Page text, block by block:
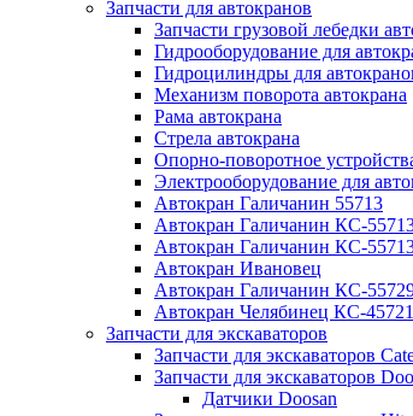
Запчасти для автокранов
Запчасти грузовой лебедки
Гидрооборудование для
Гидроцилиндры для
Механизм поворота автокрана
Рама автокрана
Стрела автокрана
Опорно-поворотное
Электрооборудование для
Автокран Галичанин 55713
Автокран Галичанин КС-
Автокран Галичанин КС-
Автокран Ивановец
Автокран Галичанин КС-
Автокран Челябинец КС-
Запчасти для экскаваторов
Запчасти для экскаваторов
Запчасти для экскаваторов
Датчики Doosan